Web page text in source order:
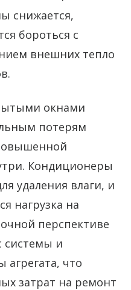
снижается,
бороться с
внешних тепло
окнами
потерям
Кондиционеры
удаления влаги, и
нагрузка на
перспективе
системы и
агрегата, что
затрат на ремонт